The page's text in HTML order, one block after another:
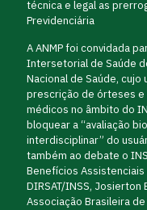
técnica e legal as
Previdenciária
A ANMP foi convidada
Intersetorial de Saúde
Nacional de Saúde,
prescrição de órteses
médicos no âmbito do
bloquear a “avaliação
interdisciplinar” do
também ao debate o
Benefícios
DIRSAT/INSS,
Associação Brasileira